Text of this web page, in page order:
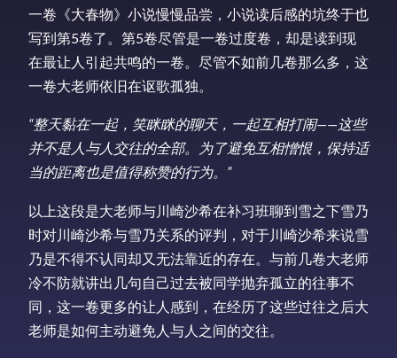
一卷《大春物》小说慢慢品尝，小说读后感的坑终于也
写到第5卷了。第5卷尽管是一卷过度卷，却是读到现
在最让人引起共鸣的一卷。尽管不如前几卷那么多，这
一卷大老师依旧在讴歌孤独。
“整天黏在一起，笑眯眯的聊天，一起互相打闹——这些
并不是人与人交往的全部。为了避免互相憎恨，保持适
当的距离也是值得称赞的行为。”
以上这段是大老师与川崎沙希在补习班聊到雪之下雪乃
时对川崎沙希与雪乃关系的评判，对于川崎沙希来说雪
乃是不得不认同却又无法靠近的存在。与前几卷大老师
冷不防就讲出几句自己过去被同学抛弃孤立的往事不
同，这一卷更多的让人感到，在经历了这些过往之后大
老师是如何主动避免人与人之间的交往。